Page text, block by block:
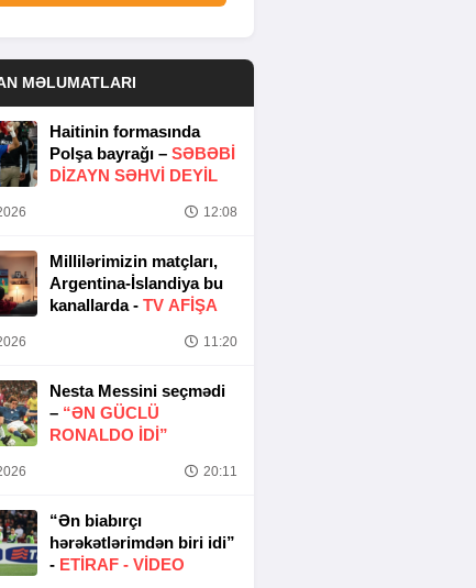
MƏLUMATLARI
Haitinin formasında
Polşa bayrağı – SƏBƏBI
DIZAYN SƏHVI DEYIL
12:08
Millilərimizin matçları,
Argentina-İslandiya bu
kanallarda - TV AFİŞA
11:20
Nesta Messini seçmədi
– “ƏN GÜCLÜ
RONALDO IDI”
20:11
“Ən biabırçı
hərəkətlərimdən biri idi”
- ETIRAF - VİDEO